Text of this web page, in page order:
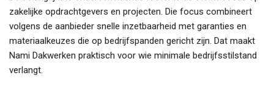
zakelijke opdrachtgevers en projecten. Die focus combineert
volgens de aanbieder snelle inzetbaarheid met garanties en
materiaalkeuzes die op bedrijfspanden gericht zijn. Dat maakt
Nami Dakwerken praktisch voor wie minimale bedrijfsstilstand
verlangt.